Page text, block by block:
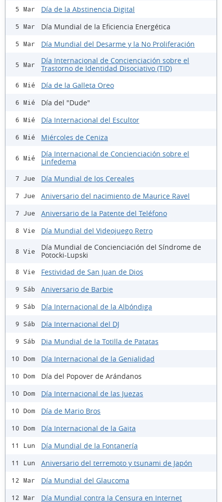
5 Mar Día de la Abstinencia Digital
5 Mar Día Mundial de la Eficiencia Energética
5 Mar Día Mundial del Desarme y la No Proliferación
5 Mar
Día Internacional de Concienciación sobre el
Trastorno de Identidad Disociativo (TID)
6 Mié Día de la Galleta Oreo
6 Mié Día del "Dude"
6 Mié Día Internacional del Escultor
6 Mié Miércoles de Ceniza
6 Mié
Día Internacional de Concienciación sobre el
Linfedema
7 Jue Día Mundial de los Cereales
7 Jue Aniversario del nacimiento de Maurice Ravel
7 Jue Aniversario de la Patente del Teléfono
8 Vie Día Mundial del Videojuego Retro
8 Vie
Día Mundial de Concienciación del Síndrome de
Potocki-Lupski
8 Vie Festividad de San Juan de Dios
9 Sáb Aniversario de Barbie
9 Sáb Día Internacional de la Albóndiga
9 Sáb Día Internacional del DJ
9 Sáb Dia Mundial de la Totilla de Patatas
10 Dom Día Internacional de la Genialidad
10 Dom Día del Popover de Arándanos
10 Dom Día Internacional de las Juezas
10 Dom Día de Mario Bros
10 Dom Día Internacional de la Gaita
11 Lun Día Mundial de la Fontanería
11 Lun Aniversario del terremoto y tsunami de Japón
12 Mar Día Mundial del Glaucoma
12 Mar Día Mundial contra la Censura en Internet